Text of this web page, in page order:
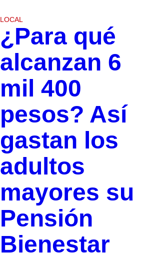
LOCAL
¿Para qué
alcanzan 6
mil 400
pesos? Así
gastan los
adultos
mayores su
Pensión
Bienestar